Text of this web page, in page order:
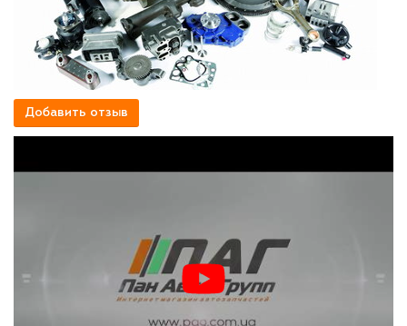
Добавить отзыв